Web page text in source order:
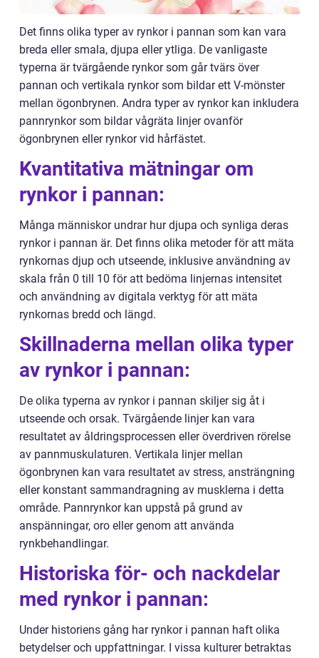
Det finns olika typer av rynkor i pannan som kan vara
breda eller smala, djupa eller ytliga. De vanligaste
typerna är tvärgående rynkor som går tvärs över
pannan och vertikala rynkor som bildar ett V-mönster
mellan ögonbrynen. Andra typer av rynkor kan inkludera
pannrynkor som bildar vågräta linjer ovanför
ögonbrynen eller rynkor vid hårfästet.
Kvantitativa mätningar om
rynkor i pannan:
Många människor undrar hur djupa och synliga deras
rynkor i pannan är. Det finns olika metoder för att mäta
rynkornas djup och utseende, inklusive användning av
skala från 0 till 10 för att bedöma linjernas intensitet
och användning av digitala verktyg för att mäta
rynkornas bredd och längd.
Skillnaderna mellan olika typer
av rynkor i pannan:
De olika typerna av rynkor i pannan skiljer sig åt i
utseende och orsak. Tvärgående linjer kan vara
resultatet av åldringsprocessen eller överdriven rörelse
av pannmuskulaturen. Vertikala linjer mellan
ögonbrynen kan vara resultatet av stress, ansträngning
eller konstant sammandragning av musklerna i detta
område. Pannrynkor kan uppstå på grund av
anspänningar, oro eller genom att använda
rynkbehandlingar.
Historiska för- och nackdelar
med rynkor i pannan:
Under historiens gång har rynkor i pannan haft olika
betydelser och uppfattningar. I vissa kulturer betraktas